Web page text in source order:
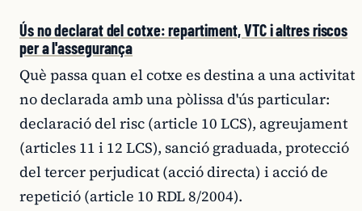
Ús no declarat del cotxe: repartiment, VTC i altres riscos
per a l'assegurança
Què passa quan el cotxe es destina a una activitat
no declarada amb una pòlissa d'ús particular:
declaració del risc (article 10 LCS), agreujament
(articles 11 i 12 LCS), sanció graduada, protecció
del tercer perjudicat (acció directa) i acció de
repetició (article 10 RDL 8/2004).